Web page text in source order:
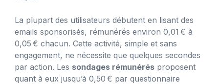
La plupart des utilisateurs débutent en lisant des
emails sponsorisés, rémunérés environ 0,01 € à
0,05 € chacun. Cette activité, simple et sans
engagement, ne nécessite que quelques secondes
par action. Les sondages rémunérés proposent
quant à eux jusqu’à 0,50 € par questionnaire